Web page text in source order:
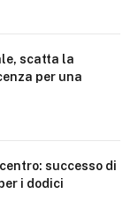
scatta la
per una
successo di
i dodici